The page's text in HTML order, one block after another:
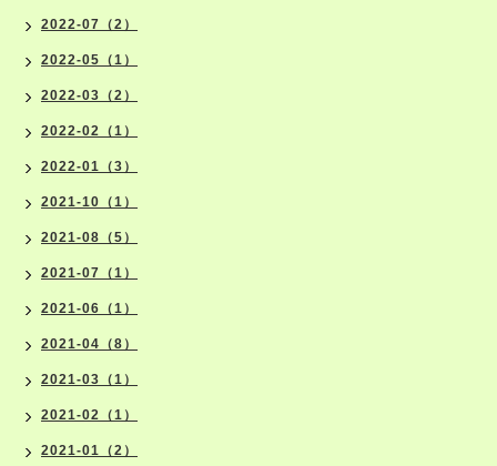
2022-07（2）
2022-05（1）
2022-03（2）
2022-02（1）
2022-01（3）
2021-10（1）
2021-08（5）
2021-07（1）
2021-06（1）
2021-04（8）
2021-03（1）
2021-02（1）
2021-01（2）